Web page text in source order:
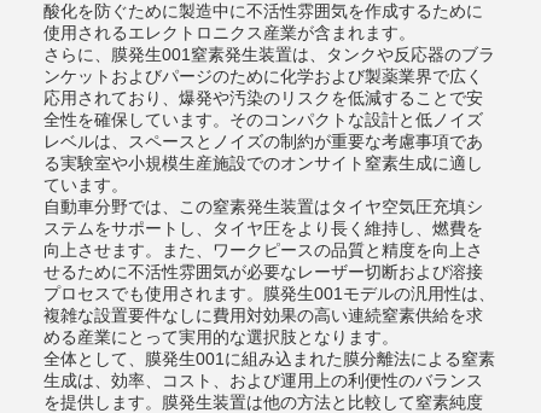
酸化を防ぐために製造中に不活性雰囲気を作成するために
使用されるエレクトロニクス産業が含まれます。
さらに、膜発生001窒素発生装置は、タンクや反応器のブラ
ンケットおよびパージのために化学および製薬業界で広く
応用されており、爆発や汚染のリスクを低減することで安
全性を確保しています。そのコンパクトな設計と低ノイズ
レベルは、スペースとノイズの制約が重要な考慮事項であ
る実験室や小規模生産施設でのオンサイト窒素生成に適し
ています。
自動車分野では、この窒素発生装置はタイヤ空気圧充填シ
ステムをサポートし、タイヤ圧をより長く維持し、燃費を
向上させます。また、ワークピースの品質と精度を向上さ
せるために不活性雰囲気が必要なレーザー切断および溶接
プロセスでも使用されます。膜発生001モデルの汎用性は、
複雑な設置要件なしに費用対効果の高い連続窒素供給を求
める産業にとって実用的な選択肢となります。
全体として、膜発生001に組み込まれた膜分離法による窒素
生成は、効率、コスト、および運用上の利便性のバランス
を提供します。膜発生装置は他の方法と比較して窒素純度